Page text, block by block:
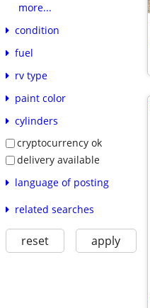
more...
condition
fuel
rv type
paint color
cylinders
cryptocurrency ok
delivery available
language of posting
related searches
reset apply